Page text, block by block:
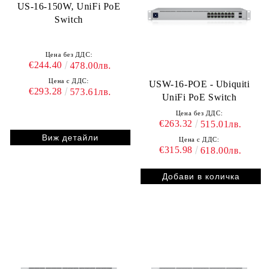
US-16-150W, UniFi PoE
Switch
Цена без ДДС:
€244.40 478.00лв.
Цена с ДДС:
€293.28 573.61лв.
Виж детайли
USW-16-POE - Ubiquiti
UniFi PoE Switch
Цена без ДДС:
€263.32 515.01лв.
Цена с ДДС:
€315.98 618.00лв.